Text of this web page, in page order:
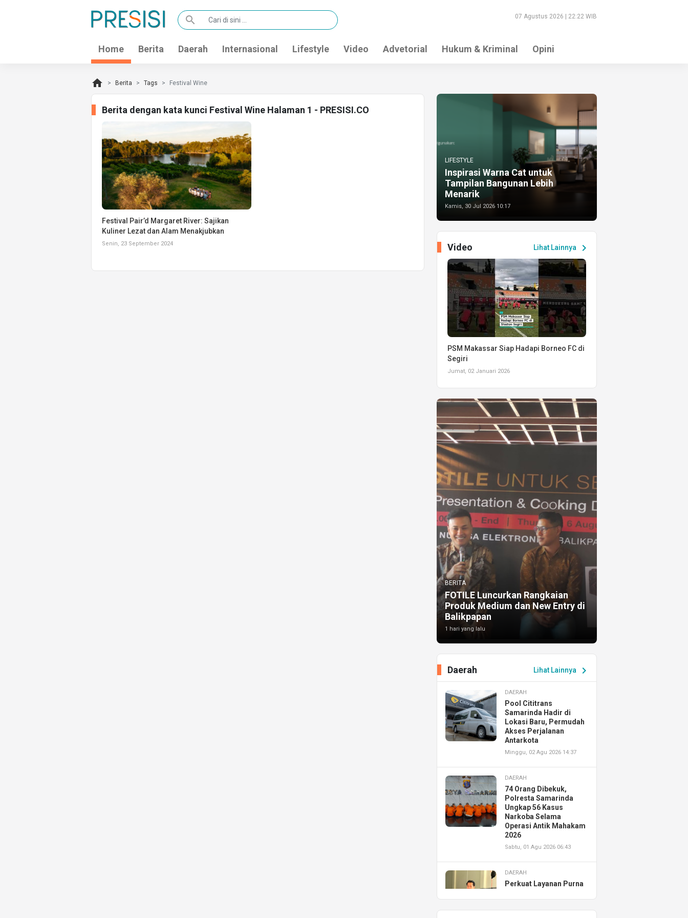
search 07 Agustus 2026 | 22:22 WIB
Home Berita Daerah Internasional Lifestyle Video Advetorial Hukum & Kriminal Opini
home Berita Tags Festival Wine
Berita dengan kata kunci Festival Wine Halaman 1 - PRESISI.CO
Festival Pair’d Margaret River: Sajikan
Kuliner Lezat dan Alam Menakjubkan
Senin, 23 September 2024
LIFESTYLE
Inspirasi Warna Cat untuk
Tampilan Bangunan Lebih
Menarik
Kamis, 30 Jul 2026 10:17
Lihat Lainnya chevron_right
Video
PSM Makassar Siap Hadapi Borneo FC di
Segiri
Jumat, 02 Januari 2026
BERITA
FOTILE Luncurkan Rangkaian
Produk Medium dan New Entry di
Balikpapan
1 hari yang lalu
Lihat Lainnya chevron_right
Daerah
DAERAH
Pool Cititrans
Samarinda Hadir di
Lokasi Baru, Permudah
Akses Perjalanan
Antarkota
Minggu, 02 Agu 2026 14:37
DAERAH
74 Orang Dibekuk,
Polresta Samarinda
Ungkap 56 Kasus
Narkoba Selama
Operasi Antik Mahakam
2026
Sabtu, 01 Agu 2026 06:43
DAERAH
Perkuat Layanan Purna
Resmikan AHASS